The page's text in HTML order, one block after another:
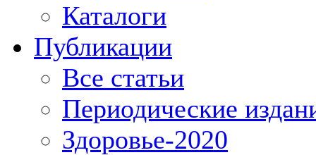
Каталоги
Публикации
Все статьи
Периодические
Здоровье-2020